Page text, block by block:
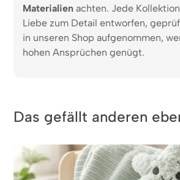
Materialien achten. Jede
Liebe zum Detail entworfen,
in unseren Shop aufgenommen,
hohen Ansprüchen genügt.
Das gefällt anderen